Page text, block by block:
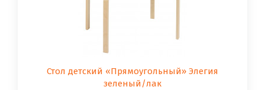
Стол детский «Прямоугольный» Элегия
зеленый/лак